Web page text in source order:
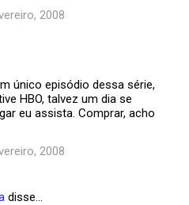
2008
único episódio dessa série,
HBO, talvez um dia se
eu assista. Comprar, acho
2008
disse…